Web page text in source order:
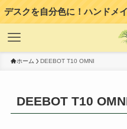
デスクを自分色に！ハンドメ
ホーム DEEBOT T10 OMNI
DEEBOT T10